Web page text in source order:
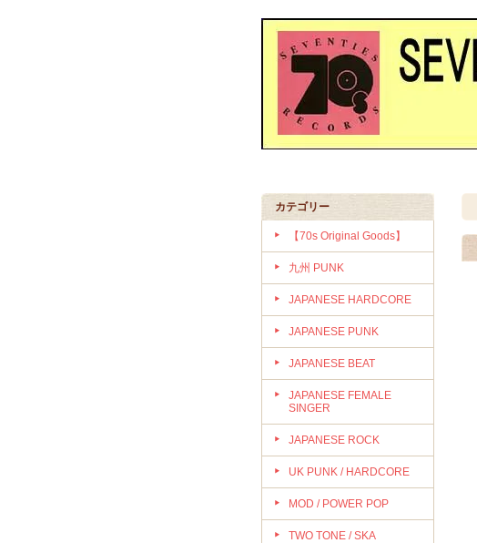
カテゴリー
【70s Original Goods】
九州 PUNK
JAPANESE HARDCORE
JAPANESE PUNK
JAPANESE BEAT
JAPANESE FEMALE
SINGER
JAPANESE ROCK
UK PUNK / HARDCORE
MOD / POWER POP
TWO TONE / SKA